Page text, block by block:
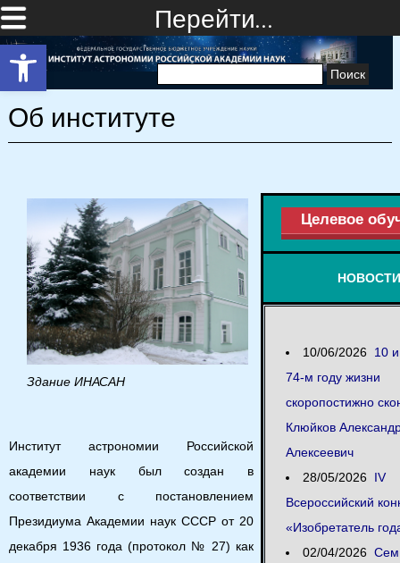
Открыть панель инструментов
Перейти…
Найти:
Об институте
Здание ИНАСАН
Институт астрономии Российской
академии наук был создан в
соответствии с постановлением
Президиума Академии наук СССР от 20
декабря 1936 года (протокол № 27) как
Целевое
НОВОСТИ
10/06/2026 10
74-м году жизни
скоропостижно
Клюйков
Алексеевич
28/05/2026 IV
Всероссийский
«Изобретатель
02/04/2026